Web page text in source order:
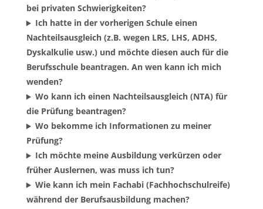
bei privaten Schwierigkeiten?
Ich hatte in der vorherigen Schule einen
Nachteilsausgleich (z.B. wegen LRS, LHS, ADHS,
Dyskalkulie usw.) und möchte diesen auch für die
Berufsschule beantragen. An wen kann ich mich
wenden?
Wo kann ich einen Nachteilsausgleich (NTA) für
die Prüfung beantragen?
Wo bekomme ich Informationen zu meiner
Prüfung?
Ich möchte meine Ausbildung verkürzen oder
früher Auslernen, was muss ich tun?
Wie kann ich mein Fachabi (Fachhochschulreife)
während der Berufsausbildung machen?